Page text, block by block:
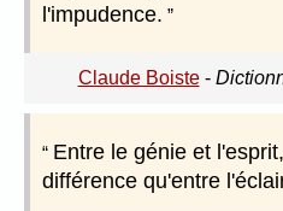
l'impudence.
Claude Boiste-
Entre le génie et
différence qu'entre